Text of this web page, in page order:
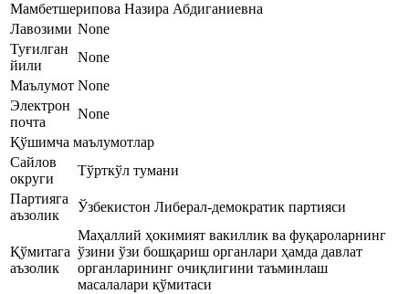
Мамбетшерипова Назира Абдиганиевна
Лавозими None
Туғилган
йили
None
Маълумот None
Электрон
почта
None
Қўшимча маълумотлар
Сайлов
округи
Тўрткўл тумани
Партияга
аъзолик
Ўзбекистон Либерал-демократик партияси
Қўмитага
аъзолик
Маҳаллий ҳокимият вакиллик ва фуқароларнинг
ўзини ўзи бошқариш органлари ҳамда давлат
органларининг очиқлигини таъминлаш
масалалари қўмитаси